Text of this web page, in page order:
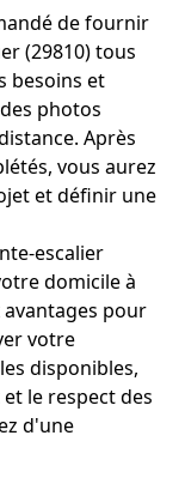
de fournir
(29810) tous
besoins et
photos
Après
vous aurez
et définir une
escalier
domicile à
pour
votre
disponibles,
le respect des
d'une